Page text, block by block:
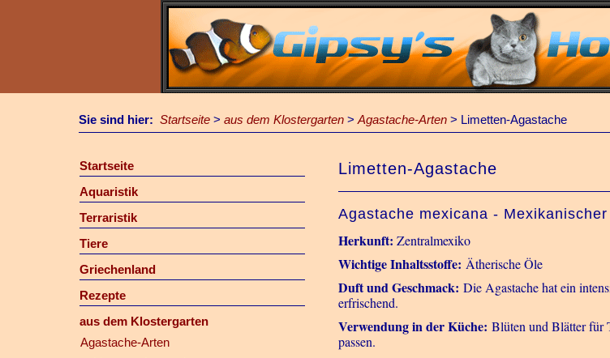
Sie sind hier: Startseite > aus dem Klostergarten > Agastache-Arten > Limetten-Agastache
Startseite
Aquaristik
Terraristik
Tiere
Griechenland
Rezepte
aus dem Klostergarten
Agastache-Arten
Limetten-Agastache
Agastache mexicana -
Herkunft: Zentralmexiko
Wichtige Inhaltsstoffe: Ätherische Öle
Duft und Geschmack: Die Agastache hat ein
erfrischend.
Verwendung in der Küche: Blüten und Blätter für
passen.